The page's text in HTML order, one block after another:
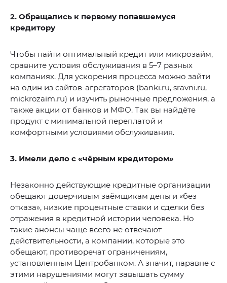
2. Обращались к первому попавшемуся
кредитору
Чтобы найти оптимальный кредит или микрозайм,
сравните условия обслуживания в 5–7 разных
компаниях. Для ускорения процесса можно зайти
на один из сайтов-агрегаторов (banki.ru, sravni.ru,
mickrozaim.ru) и изучить рыночные предложения, а
также акции от банков и МФО. Так вы найдёте
продукт с минимальной переплатой и
комфортными условиями обслуживания.
3. Имели дело с «чёрным кредитором»
Незаконно действующие кредитные организации
обещают доверчивым заёмщикам деньги «без
отказа», низкие процентные ставки и сделки без
отражения в кредитной истории человека. Но
такие анонсы чаще всего не отвечают
действительности, а компании, которые это
обещают, противоречат ограничениям,
установленным Центробанком. А значит, наравне с
этими нарушениями могут завышать сумму